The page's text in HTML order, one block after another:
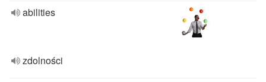
abilities
zdolności